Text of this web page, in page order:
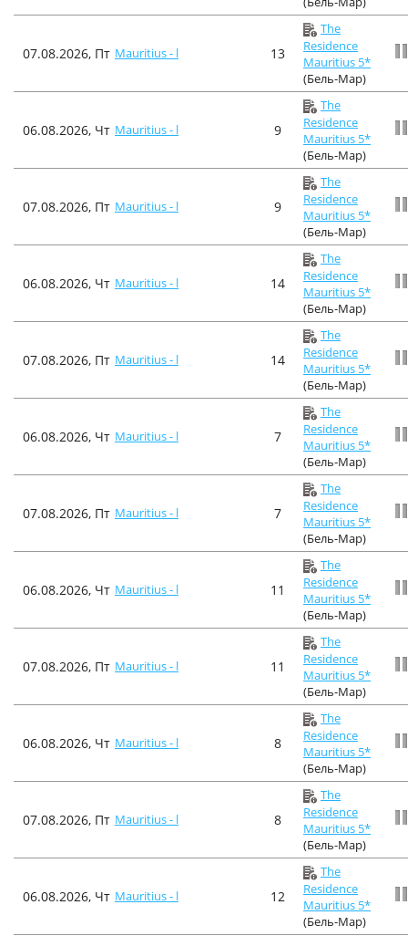
07.08.2026, Пт Mauritius - l 13
The
Residence
Mauritius 5*
(Бель-Мар)
06.08.2026, Чт Mauritius - l 9
The
Residence
Mauritius 5*
(Бель-Мар)
07.08.2026, Пт Mauritius - l 9
The
Residence
Mauritius 5*
(Бель-Мар)
06.08.2026, Чт Mauritius - l 14
The
Residence
Mauritius 5*
(Бель-Мар)
07.08.2026, Пт Mauritius - l 14
The
Residence
Mauritius 5*
(Бель-Мар)
06.08.2026, Чт Mauritius - l 7
The
Residence
Mauritius 5*
(Бель-Мар)
07.08.2026, Пт Mauritius - l 7
The
Residence
Mauritius 5*
(Бель-Мар)
06.08.2026, Чт Mauritius - l 11
The
Residence
Mauritius 5*
(Бель-Мар)
07.08.2026, Пт Mauritius - l 11
The
Residence
Mauritius 5*
(Бель-Мар)
06.08.2026, Чт Mauritius - l 8
The
Residence
Mauritius 5*
(Бель-Мар)
07.08.2026, Пт Mauritius - l 8
The
Residence
Mauritius 5*
(Бель-Мар)
06.08.2026, Чт Mauritius - l 12
The
Residence
Mauritius 5*
(Бель-Мар)